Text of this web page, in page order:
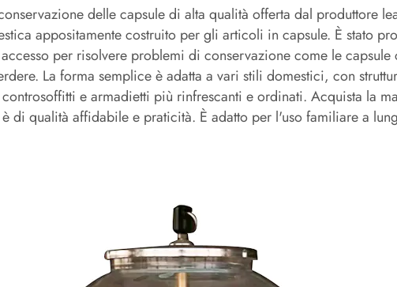
delle capsule di alta qualità offerta dal produttore
appositamente costruito per gli articoli in capsule. È stato
per risolvere problemi di conservazione come le
La forma semplice è adatta a vari stili domestici, con
e armadietti più rinfrescanti e ordinati. Acquista la
di qualità affidabile e praticità. È adatto per l'uso familiare a